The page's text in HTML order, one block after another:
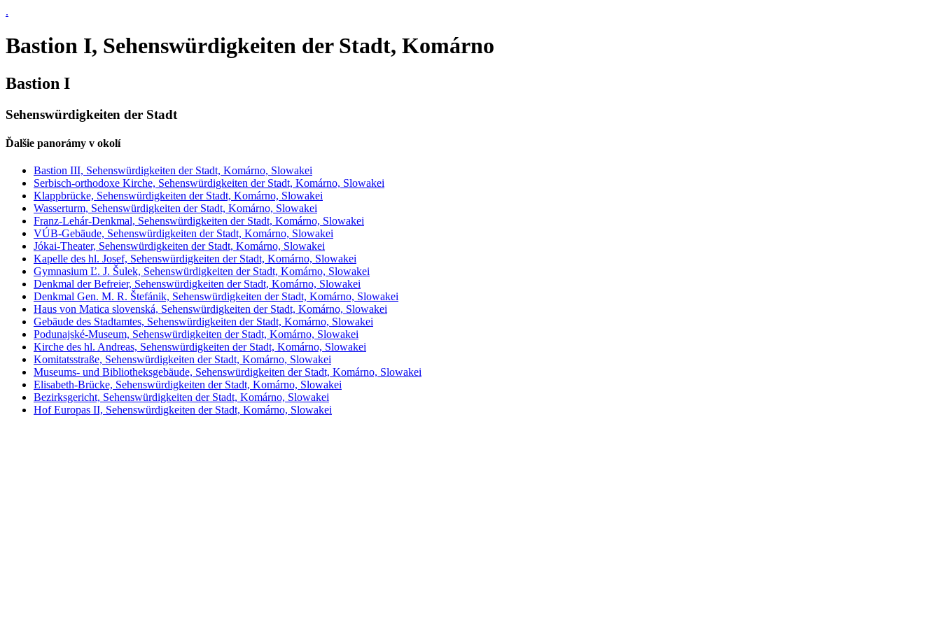
.
Bastion I, Sehenswürdigkeiten der Stadt, Komárno
Bastion I
Sehenswürdigkeiten der Stadt
Ďalšie panorámy v okolí
Bastion III, Sehenswürdigkeiten der Stadt, Komárno, Slowakei
Serbisch-orthodoxe Kirche, Sehenswürdigkeiten der Stadt, Komárno, Slowakei
Klappbrücke, Sehenswürdigkeiten der Stadt, Komárno, Slowakei
Wasserturm, Sehenswürdigkeiten der Stadt, Komárno, Slowakei
Franz-Lehár-Denkmal, Sehenswürdigkeiten der Stadt, Komárno, Slowakei
VÚB-Gebäude, Sehenswürdigkeiten der Stadt, Komárno, Slowakei
Jókai-Theater, Sehenswürdigkeiten der Stadt, Komárno, Slowakei
Kapelle des hl. Josef, Sehenswürdigkeiten der Stadt, Komárno, Slowakei
Gymnasium Ľ. J. Šulek, Sehenswürdigkeiten der Stadt, Komárno, Slowakei
Denkmal der Befreier, Sehenswürdigkeiten der Stadt, Komárno, Slowakei
Denkmal Gen. M. R. Štefánik, Sehenswürdigkeiten der Stadt, Komárno, Slowakei
Haus von Matica slovenská, Sehenswürdigkeiten der Stadt, Komárno, Slowakei
Gebäude des Stadtamtes, Sehenswürdigkeiten der Stadt, Komárno, Slowakei
Podunajské-Museum, Sehenswürdigkeiten der Stadt, Komárno, Slowakei
Kirche des hl. Andreas, Sehenswürdigkeiten der Stadt, Komárno, Slowakei
Komitatsstraße, Sehenswürdigkeiten der Stadt, Komárno, Slowakei
Museums- und Bibliotheksgebäude, Sehenswürdigkeiten der Stadt, Komárno, Slowakei
Elisabeth-Brücke, Sehenswürdigkeiten der Stadt, Komárno, Slowakei
Bezirksgericht, Sehenswürdigkeiten der Stadt, Komárno, Slowakei
Hof Europas II, Sehenswürdigkeiten der Stadt, Komárno, Slowakei